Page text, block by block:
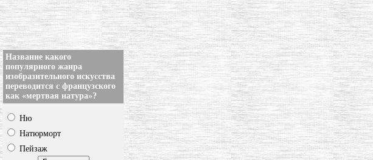
Название какого
популярного жанра
изобразительного искусства
переводится с французского
как «мертвая натура»?
Ню
Натюрморт
Пейзаж